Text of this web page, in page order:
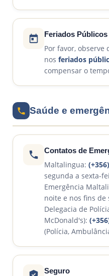
Feriados Públicos
Por favor, observe
nos feriados
compensar o
Saúde e
Contatos de
Maltalingua:
segunda a sexta-
Emergência
noite e nos fins de
Delegacia de
McDonald's):
(Polícia,
Seguro